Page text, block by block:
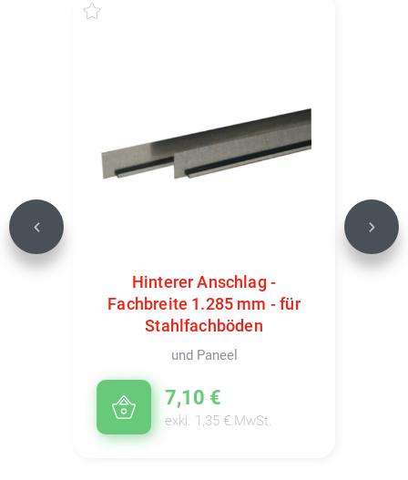
Hinterer Anschlag -
Fachbreite 1.285 mm - für
Stahlfachböden
und Paneel
7,10 €
exkl. 1,35 € MwSt.
Previous Next